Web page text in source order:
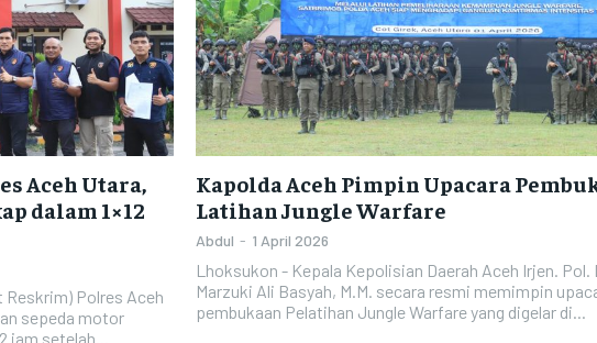
Aceh Utara,
dalam 1×12
Polres Aceh
sepeda motor
jam setelah...
Kapolda Aceh Pimpin Upacara
Latihan Jungle Warfare
Abdul - 1 April 2026
Lhoksukon - Kepala Kepolisian Daerah Aceh Irjen. Pol.
Marzuki Ali Basyah, M.M. secara resmi memimpin
pembukaan Pelatihan Jungle Warfare yang digelar di...